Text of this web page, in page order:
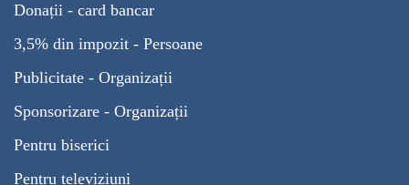
Donații - card bancar
3,5% din impozit - Persoane
Publicitate - Organizații
Sponsorizare - Organizații
Pentru biserici
Pentru televiziuni